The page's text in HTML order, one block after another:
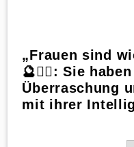
„Frauen sind
🔮👩‍⚖️: Sie
Überraschung
mit ihrer